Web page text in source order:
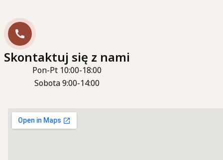
Skontaktuj się z nami
Pon-Pt 10:00-18:00